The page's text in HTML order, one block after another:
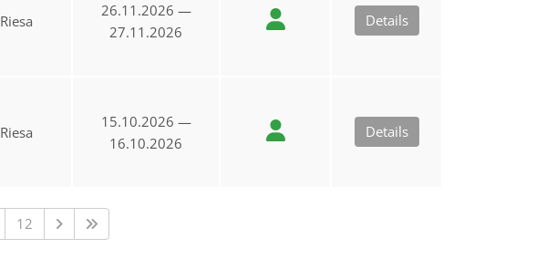
Riesa
26.11.2026 —
27.11.2026
Details
Riesa
15.10.2026 —
16.10.2026
Details
12